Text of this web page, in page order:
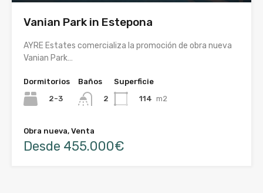
Vanian Park in Estepona
AYRE Estates comercializa la promoción de obra nueva
Vanian Park…
Dormitorios
2-3
Baños
2
Superficie
114 m2
Obra nueva, Venta
Desde 455.000€